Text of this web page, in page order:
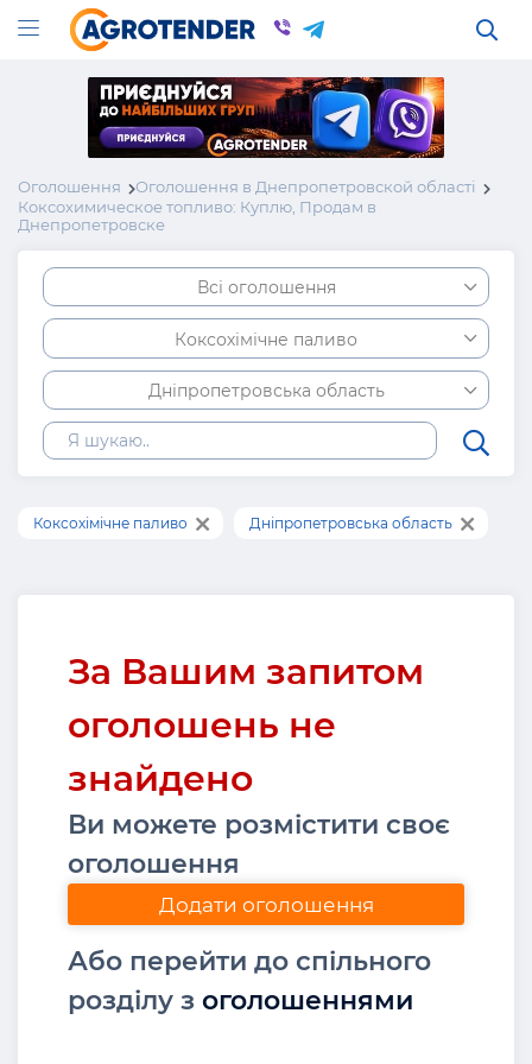
Оголошення
Оголошення в Днепропетровской області
Коксохимическое топливо: Куплю, Продам в
Днепропетровске
Всі оголошення
Коксохімічне паливо
Дніпропетровська область
Коксохімічне паливо Дніпропетровська область
За Вашим запитом
оголошень не
знайдено
Ви можете розмістити своє
оголошення
Додати оголошення
Або перейти до спільного
розділу з оголошеннями